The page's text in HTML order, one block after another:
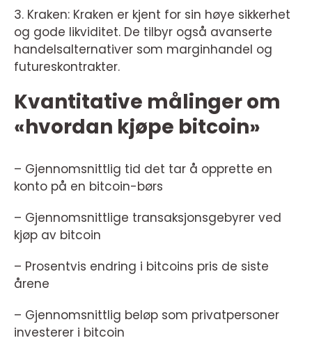
3. Kraken: Kraken er kjent for sin høye sikkerhet
og gode likviditet. De tilbyr også avanserte
handelsalternativer som marginhandel og
futureskontrakter.
Kvantitative målinger om
«hvordan kjøpe bitcoin»
– Gjennomsnittlig tid det tar å opprette en
konto på en bitcoin-børs
– Gjennomsnittlige transaksjonsgebyrer ved
kjøp av bitcoin
– Prosentvis endring i bitcoins pris de siste
årene
– Gjennomsnittlig beløp som privatpersoner
investerer i bitcoin